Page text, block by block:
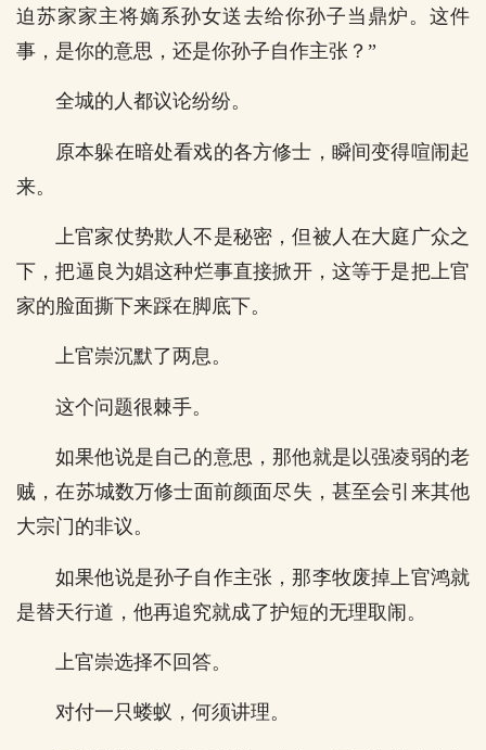
迫苏家家主将嫡系孙女送去给你孙子当鼎炉。这件
事，是你的意思，还是你孙子自作主张？”
全城的人都议论纷纷。
原本躲在暗处看戏的各方修士，瞬间变得喧闹起
来。
上官家仗势欺人不是秘密，但被人在大庭广众之
下，把逼良为娼这种烂事直接掀开，这等于是把上官
家的脸面撕下来踩在脚底下。
上官崇沉默了两息。
这个问题很棘手。
如果他说是自己的意思，那他就是以强凌弱的老
贼，在苏城数万修士面前颜面尽失，甚至会引来其他
大宗门的非议。
如果他说是孙子自作主张，那李牧废掉上官鸿就
是替天行道，他再追究就成了护短的无理取闹。
上官崇选择不回答。
对付一只蝼蚁，何须讲理。